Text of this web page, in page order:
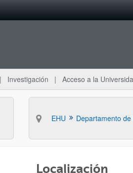
Investigación Acceso a la
EHU Departamento
Localización